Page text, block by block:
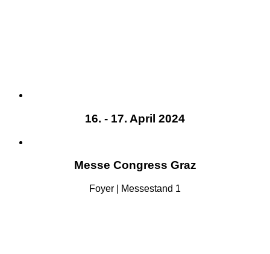
16. - 17. April 2024
Messe Congress Graz
Foyer | Messestand 1